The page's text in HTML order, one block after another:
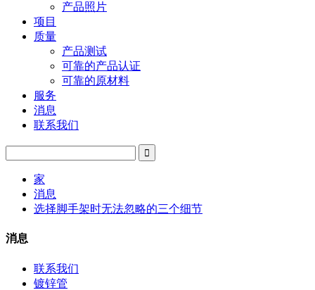
产品照片
项目
质量
产品测试
可靠的产品认证
可靠的原材料
服务
消息
联系我们
家
消息
选择脚手架时无法忽略的三个细节
消息
联系我们
镀锌管